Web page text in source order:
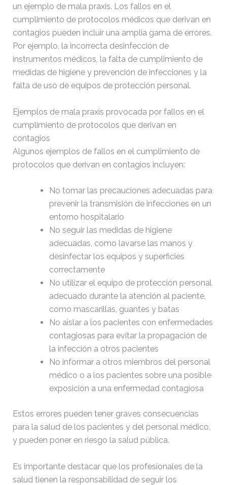
un ejemplo de mala praxis. Los fallos en el
cumplimiento de protocolos médicos que derivan en
contagios pueden incluir una amplia gama de errores.
Por ejemplo, la incorrecta desinfección de
instrumentos médicos, la falta de cumplimiento de
medidas de higiene y prevención de infecciones y la
falta de uso de equipos de protección personal.
Ejemplos de mala praxis provocada por fallos en el
cumplimiento de protocolos que derivan en
contagios
Algunos ejemplos de fallos en el cumplimiento de
protocolos que derivan en contagios incluyen:
No tomar las precauciones adecuadas para
prevenir la transmisión de infecciones en un
entorno hospitalario
No seguir las medidas de higiene
adecuadas, como lavarse las manos y
desinfectar los equipos y superficies
correctamente
No utilizar el equipo de protección personal
adecuado durante la atención al paciente,
como mascarillas, guantes y batas
No aislar a los pacientes con enfermedades
contagiosas para evitar la propagación de
la infección a otros pacientes
No informar a otros miembros del personal
médico o a los pacientes sobre una posible
exposición a una enfermedad contagiosa
Estos errores pueden tener graves consecuencias
para la salud de los pacientes y del personal médico,
y pueden poner en riesgo la salud pública.
Es importante destacar que los profesionales de la
salud tienen la responsabilidad de seguir los